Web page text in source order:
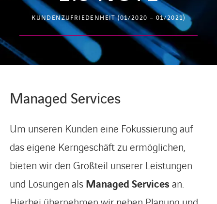
KUNDENZUFRIEDENHEIT (01/2020 – 01/2021)
Managed Services
Um unseren Kunden eine Fokussierung auf
das eigene Kerngeschäft zu ermöglichen,
bieten wir den Großteil unserer Leistungen
und Lösungen als Managed Services an.